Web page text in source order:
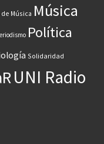
Música Música
Política
Solidaridad
UNI Radio